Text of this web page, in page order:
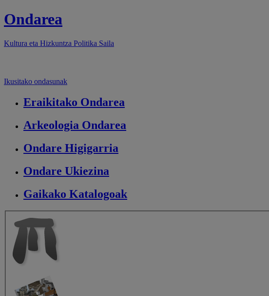
Ondarea
Kultura eta Hizkuntza Politika Saila
Ikusitako ondasunak
Eraikitako Ondarea
Arkeologia Ondarea
Ondare Higigarria
Ondare Ukiezina
Gaikako Katalogoak